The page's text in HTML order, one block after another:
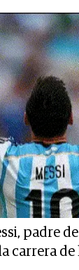
padre
carrera de